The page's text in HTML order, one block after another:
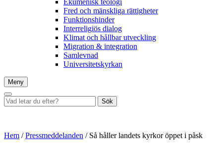
Fred och mänskliga rättigheter
Funktionshinder
Interreligiös dialog
Klimat och hållbar utveckling
Migration & integration
Samlevnad
Universitetskyrkan
Meny
Sök
Vad
letar
Sök
Hem /Pressmeddelanden / Så håller landets kyrkor öppet i påsk